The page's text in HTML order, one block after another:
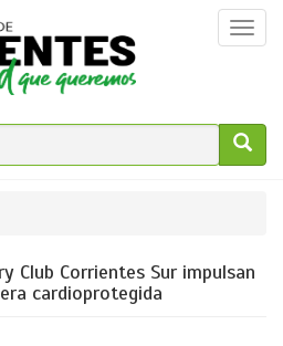
Club Corrientes Sur impulsan
cardioprotegida